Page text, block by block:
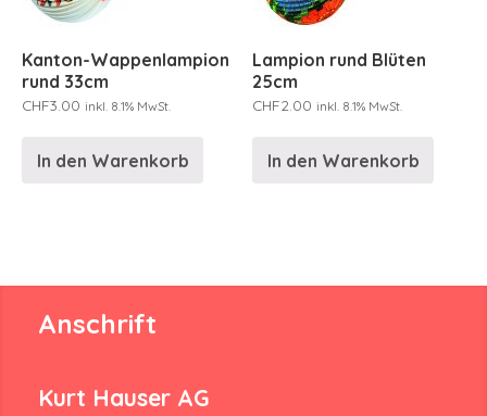
Kanton-Wappenlampion
rund 33cm
CHF3.00 inkl. 8.1% MwSt.
In den Warenkorb
Lampion rund Blüten
25cm
CHF2.00 inkl. 8.1% MwSt.
In den Warenkorb
Anschrift
Kurt Hauser AG